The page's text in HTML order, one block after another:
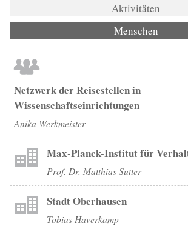
Aktivitäten
Menschen
Netzwerk der Reisestellen in
Wissenschaftseinrichtungen
Anika Werkmeister
Max-Planck-Institut für
Prof. Dr. Matthias Sutter
Stadt Oberhausen
Tobias Haverkamp